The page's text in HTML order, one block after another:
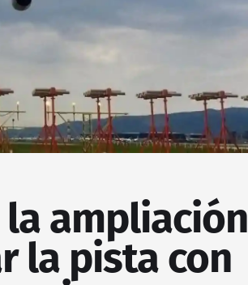
ampliación
la pista con